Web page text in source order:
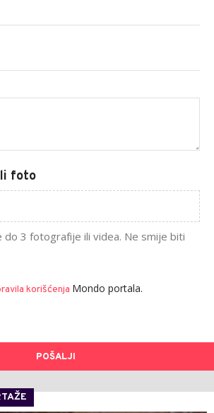
foto
do 3 fotografije ili videa. Ne smije biti
korišćenja Mondo portala.
POŠALJI